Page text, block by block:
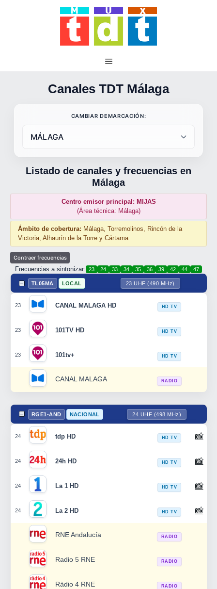
Canales TDT Málaga
CAMBIAR DEMARCACIÓN:
Listado de canales y frecuencias en
Málaga
Centro emisor principal: MIJAS
(Área técnica: Málaga)
Ámbito de cobertura: Málaga, Torremolinos, Rincón de la
Victoria, Alhaurín de la Torre y Cártama
Frecuencias a sintonizar: 23 24 33 34 35 36 39 42 44 47
TL05MA LOCAL 23 UHF (490 MHz)
23 CANAL MALAGA HD HD TV
23 101TV HD HD TV
23 101tv+ HD TV
CANAL MALAGA RADIO
RGE1-AND NACIONAL 24 UHF (498 MHz)
24 tdp HD HD TV 📸
24 24h HD HD TV 📸
24 La 1 HD HD TV 📸
24 La 2 HD HD TV 📸
RNE Andalucía RADIO
Radio 5 RNE RADIO
Ràdio 4 RNE RADIO